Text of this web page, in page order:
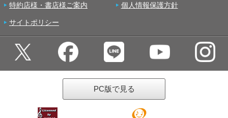
特約店様・書店様ご案内 個人情報保護方針
サイトポリシー
PC版で見る